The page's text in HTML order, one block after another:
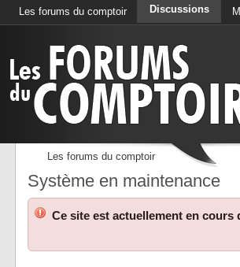
Les forums du comptoir Discussions
Les forums du comptoir
Système en maintenance
Ce site est actuellement en cours